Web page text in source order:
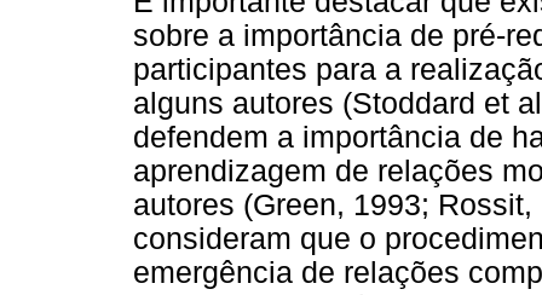
sobre a importância de pré-
participantes para a
alguns autores (Stoddard et
defendem a importância de
aprendizagem de relações
autores (Green, 1993;
consideram que o
emergência de relações